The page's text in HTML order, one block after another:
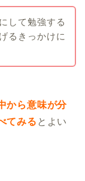
して勉強する
るきっかけに
から意味が分
てみる とよい